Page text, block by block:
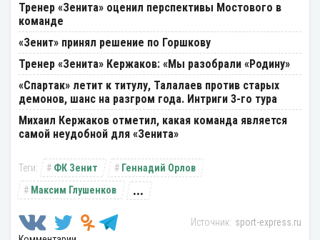
Тренер «Зенита» оценил перспективы Мостового в
команде
«Зенит» принял решение по Горшкову
Тренер «Зенита» Кержаков: «Мы разобрали «Родину»
«Спартак» летит к титулу, Талалаев против старых
демонов, шанс на разгром года. Интриги 3-го тура
Михаил Кержаков отметил, какая команда является
самой неудобной для «Зенита»
ФК Зенит
Геннадий Орлов
Максим Глушенков
...
sport-express.ru